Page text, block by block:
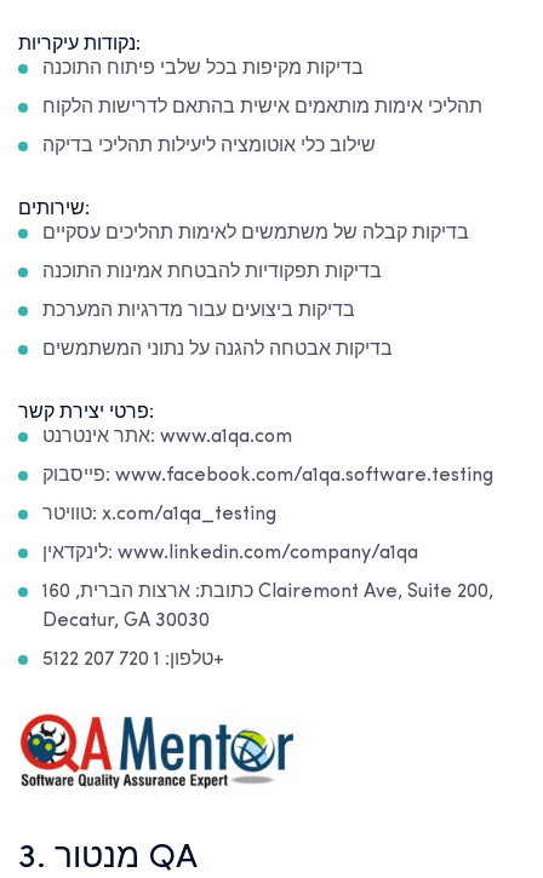
נקודות עיקריות:
בדיקות מקיפות בכל שלבי פיתוח התוכנה
תהליכי אימות מותאמים אישית בהתאם לדרישות הלקוח
שילוב כלי אוטומציה ליעילות תהליכי בדיקה
שירותים:
בדיקות קבלה של משתמשים לאימות תהליכים עסקיים
בדיקות תפקודיות להבטחת אמינות התוכנה
בדיקות ביצועים עבור מדרגיות המערכת
בדיקות אבטחה להגנה על נתוני המשתמשים
פרטי יצירת קשר:
אתר אינטרנט: www.a1qa.com
פייסבוק: www.facebook.com/a1qa.software.testing
טוויטר: x.com/a1qa_testing
לינקדאין: www.linkedin.com/company/a1qa
כתובת: ארצות הברית, 160 Clairemont Ave, Suite 200,
Decatur, GA 30030
טלפון: 1 720 207 5122+
3. מנטור QA